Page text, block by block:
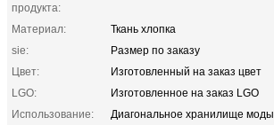
продукта:
Материал:
Ткань хлопка
sie:
Размер по заказу
Цвет:
Изготовленный на заказ цвет
LGO:
Изготовленное на заказ LGO
Использование:
Диагональное хранилище моды